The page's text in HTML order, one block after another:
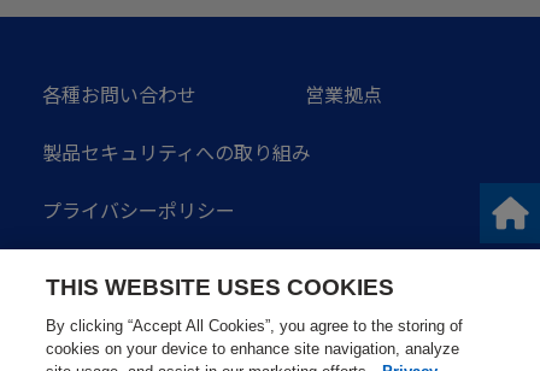
各種お問い合わせ
営業拠点
製品セキュリティへの取り組み
プライバシーポリシー
サイトのご利用にあたって
サイトマップ
THIS WEBSITE USES COOKIES
By clicking “Accept All Cookies”, you agree to the storing of
cookies on your device to enhance site navigation, analyze